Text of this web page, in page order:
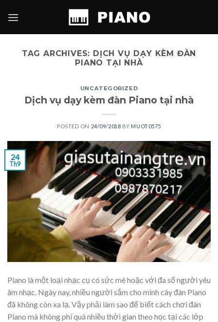
TAG ARCHIVES: DỊCH VỤ DẠY KÈM ĐÀN
PIANO TẠI NHÀ
UNCATEGORIZED
Dịch vụ dạy kèm đàn Piano tại nhà
POSTED ON 24/09/2018 BY MUOT0575
24
Th9
Piano là một loại nhạc cụ có sức mê hoặc với đa số người yêu
âm nhạc. Ngày nay, nhiều người sắm cho mình cây đàn Piano
đã không còn xa lạ. Vậy phải làm sao để biết cách chơi đàn
Piano mà không phí quá nhiều thời gian theo học tại các lớp